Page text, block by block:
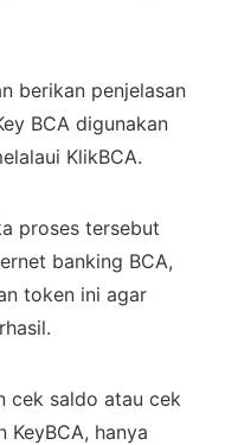
berikan penjelasan
BCA digunakan
KlikBCA.
proses tersebut
banking BCA,
token ini agar
cek saldo atau cek
hanya